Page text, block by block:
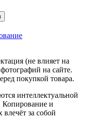
(не влияет на
на сайте.
покупкой товара.
интеллектуальной
и
за собой